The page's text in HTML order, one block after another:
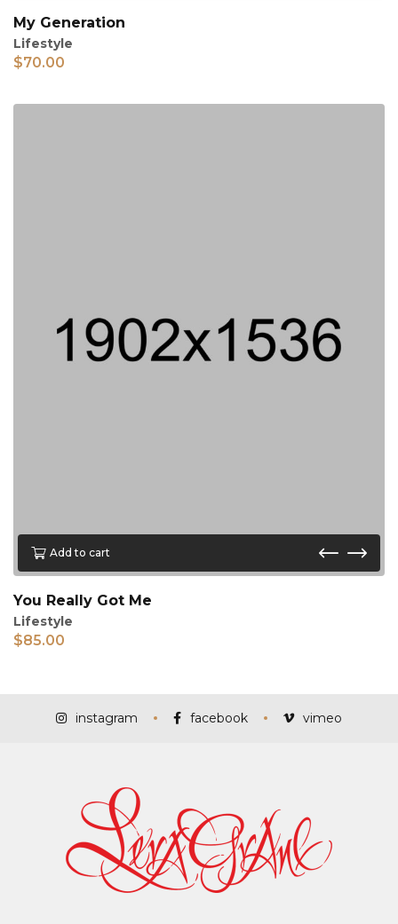
My Generation
Lifestyle
$70.00
Add to cart
You Really Got Me
Lifestyle
$85.00
instagram facebook vimeo